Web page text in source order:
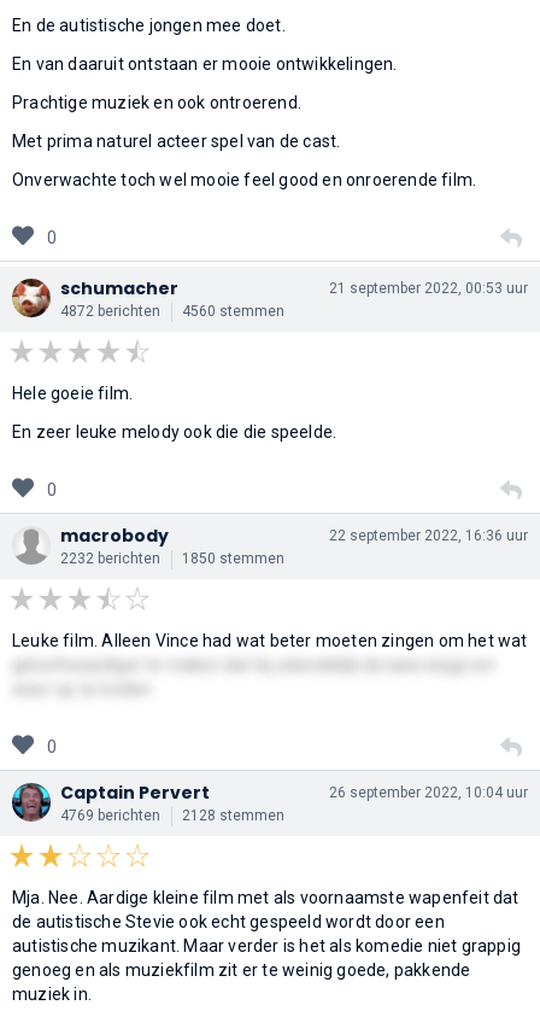
En de autistische jongen mee doet.
En van daaruit ontstaan er mooie ontwikkelingen.
Prachtige muziek en ook ontroerend.
Met prima naturel acteer spel van de cast.
Onverwachte toch wel mooie feel good en onroerende film.
0
schumacher
4872 berichten 4560 stemmen
21 september 2022, 00:53 uur
Hele goeie film.
En zeer leuke melody ook die die speelde.
0
macrobody
2232 berichten 1850 stemmen
22 september 2022, 16:36 uur
Leuke film. Alleen Vince had wat beter moeten zingen om het wat
0
Captain Pervert
4769 berichten 2128 stemmen
26 september 2022, 10:04 uur
Mja. Nee. Aardige kleine film met als voornaamste wapenfeit dat
de autistische Stevie ook echt gespeeld wordt door een
autistische muzikant. Maar verder is het als komedie niet grappig
genoeg en als muziekfilm zit er te weinig goede, pakkende
muziek in.